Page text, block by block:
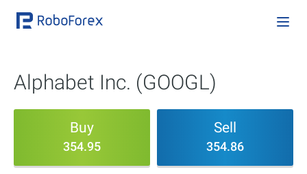
Alphabet Inc. (GOOGL)
Buy
354.95
Sell
354.86